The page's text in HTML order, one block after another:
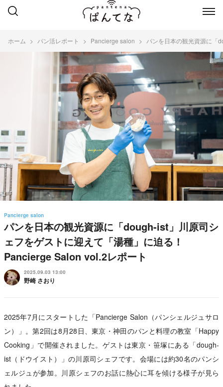
ホーム パン活レポート Pancierge salon パンを日本の観光資源に「
Pancierge salon
パンを日本の観光資源に「dough-ist」川原司シ
ェフをゲストに迎えて「湯種」に迫る！
Pancierge Salon vol.2レポート
2025.09.03 13:00
野崎 さおり
2025年7月にスタートした「Pancierge Salon（パンシェルジュサロ
ン）」。第2回は8月28日、東京・神田のパンと料理の教室「Happy
Cooking」で開催されました。ゲストは東京・笹塚にある「dough-
ist（ドウイスト）」の川原司シェフです。会場には約30名のパンシ
ェルジュが参加。川原シェフのお話に熱心に耳を傾ける様子が見ら